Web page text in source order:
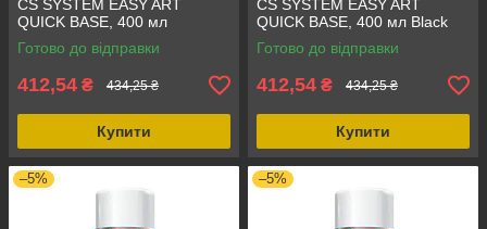
CS SYSTEM EASY ART
QUICK BASE, 400 мл
Аквамарин, аерозольна
фарба для авто LADA 460
Готово до відправки
412,54 ₴ 434,25 ₴
Купити
CS SYSTEM EASY ART
QUICK BASE, 400 мл Black
Magic Pearl, чорний,
аерозольна фарба
Готово до відправки
412,54 ₴ 434,25 ₴
Купити
–5% –5%